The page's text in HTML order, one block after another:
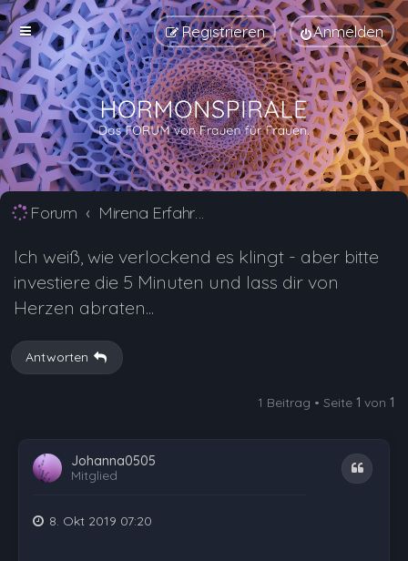
Anmelden
Registrieren
Forum Mirena Erfahrungsberichte und Nebenwirkungen
Ich weiß, wie verlockend es klingt - aber bitte
investiere die 5 Minuten und lass dir von
Herzen abraten...
Antworten
1 Beitrag • Seite 1 von 1
Johanna0505
Mitglied
Zitat
8. Okt 2019 07:20